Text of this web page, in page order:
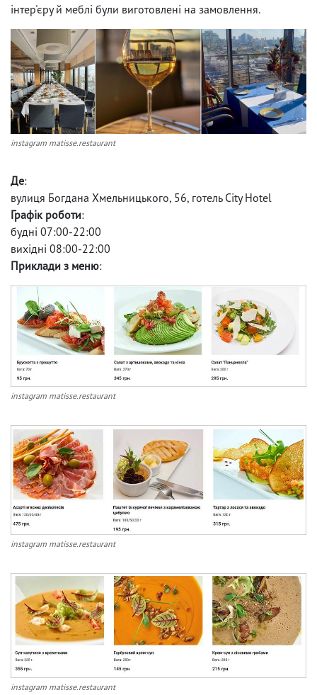
інтер'єру й меблі були виготовлені на замовлення.
instagram matisse.restaurant
Де:
вулиця Богдана Хмельницького, 56, готель City Hotel
Графік роботи:
будні 07:00-22:00
вихідні 08:00-22:00
Приклади з меню:
instagram matisse.restaurant
instagram matisse.restaurant
instagram matisse.restaurant